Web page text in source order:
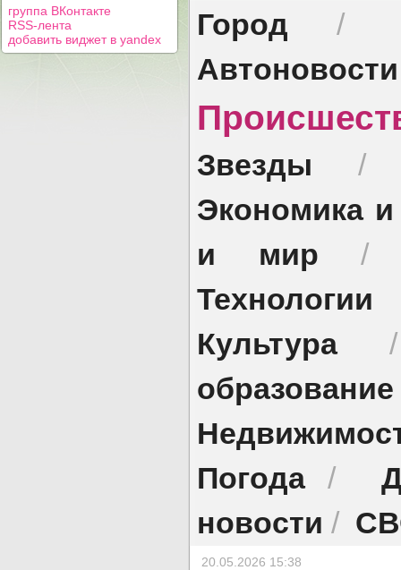
группа ВКонтакте
RSS-лента
добавить виджет в yandex
Город /
Автоновости
Звезды
Экономика
и мир
Технологии
Культура
образование
Погода/
новости /
20.05.2026 15:38